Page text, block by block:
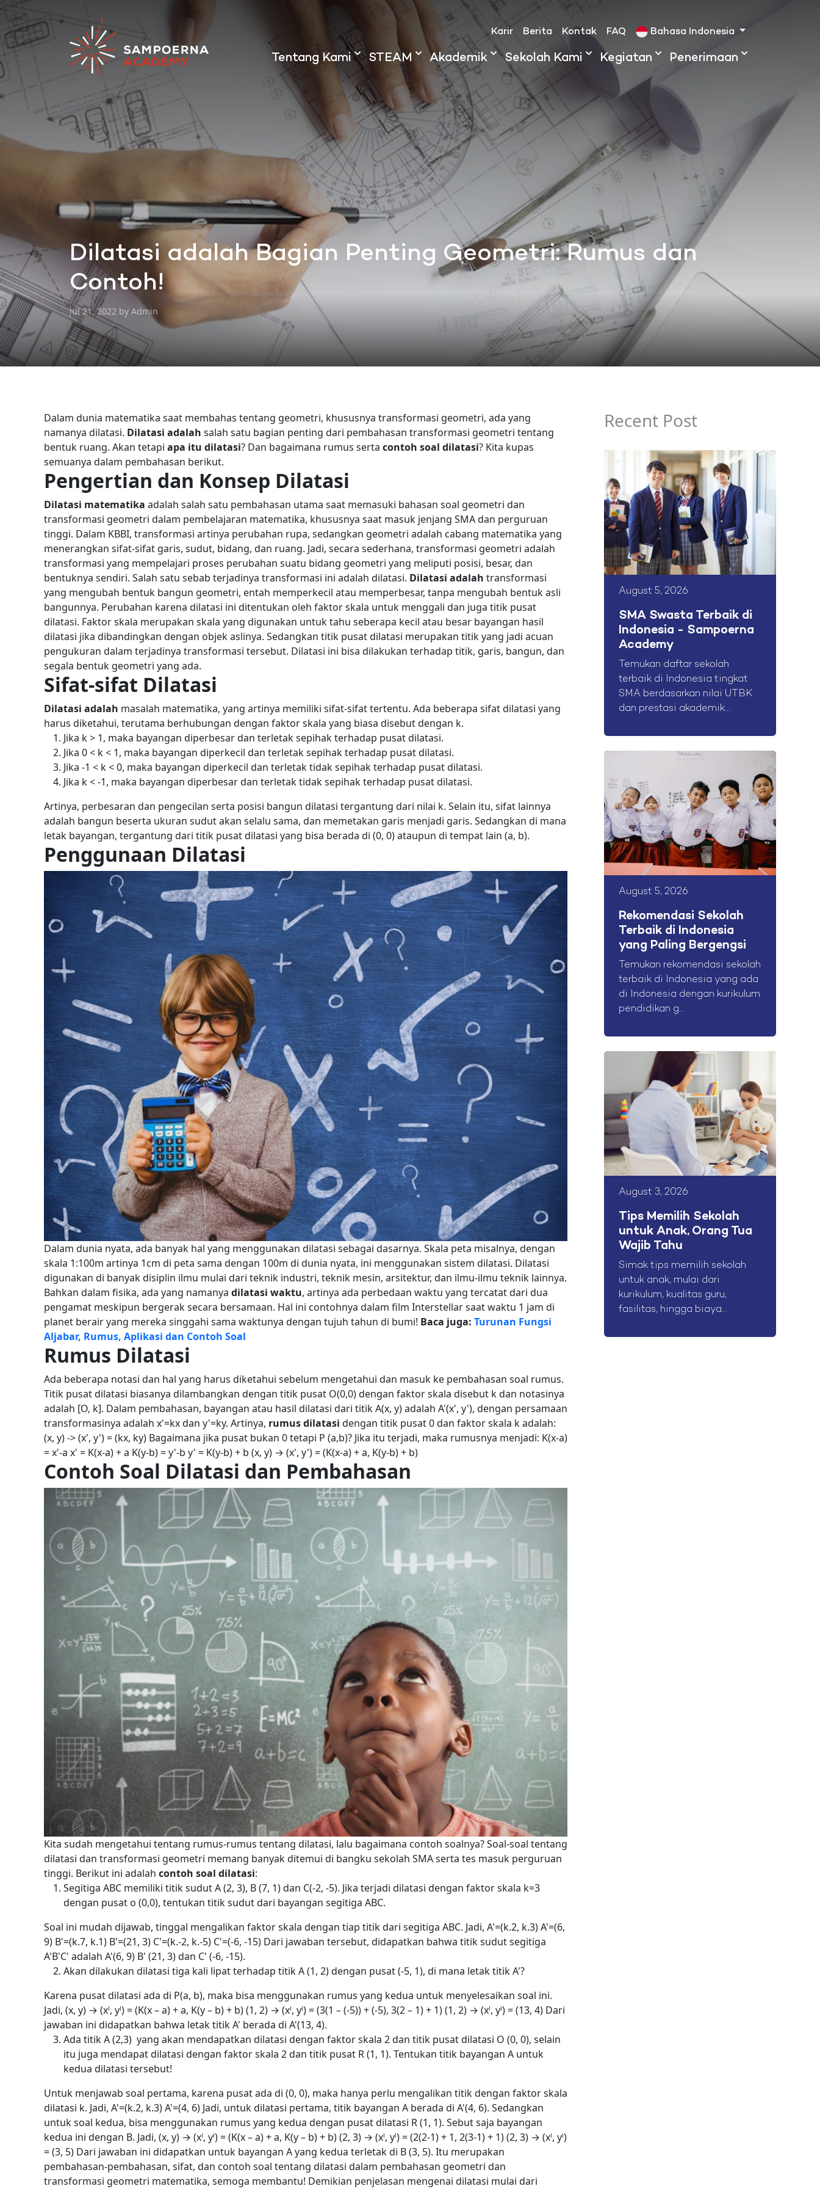
Karir Berita Kontak FAQ Bahasa Indonesia
Tentang Kami STEAM Akademik Sekolah Kami Kegiatan Penerimaan
Dilatasi adalah Bagian Penting Geometri: Rumus dan
Contoh!
Jul 21, 2022 by Admin
Dalam dunia matematika saat membahas tentang geometri, khususnya transformasi geometri, ada yang
namanya dilatasi. Dilatasi adalah salah satu bagian penting dari pembahasan transformasi geometri tentang
bentuk ruang. Akan tetapi apa itu dilatasi? Dan bagaimana rumus serta contoh soal dilatasi? Kita kupas
semuanya dalam pembahasan berikut.
Pengertian dan Konsep Dilatasi
Dilatasi matematika adalah salah satu pembahasan utama saat memasuki bahasan soal geometri dan
transformasi geometri dalam pembelajaran matematika, khususnya saat masuk jenjang SMA dan perguruan
tinggi. Dalam KBBI, transformasi artinya perubahan rupa, sedangkan geometri adalah cabang matematika yang
menerangkan sifat-sifat garis, sudut, bidang, dan ruang. Jadi, secara sederhana, transformasi geometri adalah
transformasi yang mempelajari proses perubahan suatu bidang geometri yang meliputi posisi, besar, dan
bentuknya sendiri. Salah satu sebab terjadinya transformasi ini adalah dilatasi. Dilatasi adalah transformasi
yang mengubah bentuk bangun geometri, entah memperkecil atau memperbesar, tanpa mengubah bentuk asli
bangunnya. Perubahan karena dilatasi ini ditentukan oleh faktor skala untuk menggali dan juga titik pusat
dilatasi. Faktor skala merupakan skala yang digunakan untuk tahu seberapa kecil atau besar bayangan hasil
dilatasi jika dibandingkan dengan objek aslinya. Sedangkan titik pusat dilatasi merupakan titik yang jadi acuan
pengukuran dalam terjadinya transformasi tersebut. Dilatasi ini bisa dilakukan terhadap titik, garis, bangun, dan
segala bentuk geometri yang ada.
Sifat-sifat Dilatasi
Dilatasi adalah masalah matematika, yang artinya memiliki sifat-sifat tertentu. Ada beberapa sifat dilatasi yang
harus diketahui, terutama berhubungan dengan faktor skala yang biasa disebut dengan k.
Jika k > 1, maka bayangan diperbesar dan terletak sepihak terhadap pusat dilatasi.
Jika 0 < k < 1, maka bayangan diperkecil dan terletak sepihak terhadap pusat dilatasi.
Jika -1 < k < 0, maka bayangan diperkecil dan terletak tidak sepihak terhadap pusat dilatasi.
Jika k < -1, maka bayangan diperbesar dan terletak tidak sepihak terhadap pusat dilatasi.
Artinya, perbesaran dan pengecilan serta posisi bangun dilatasi tergantung dari nilai k. Selain itu, sifat lainnya
adalah bangun beserta ukuran sudut akan selalu sama, dan memetakan garis menjadi garis. Sedangkan di mana
letak bayangan, tergantung dari titik pusat dilatasi yang bisa berada di (0, 0) ataupun di tempat lain (a, b).
Penggunaan Dilatasi
Dalam dunia nyata, ada banyak hal yang menggunakan dilatasi sebagai dasarnya. Skala peta misalnya, dengan
skala 1:100m artinya 1cm di peta sama dengan 100m di dunia nyata, ini menggunakan sistem dilatasi. Dilatasi
digunakan di banyak disiplin ilmu mulai dari teknik industri, teknik mesin, arsitektur, dan ilmu-ilmu teknik lainnya.
Bahkan dalam fisika, ada yang namanya dilatasi waktu, artinya ada perbedaan waktu yang tercatat dari dua
pengamat meskipun bergerak secara bersamaan. Hal ini contohnya dalam film Interstellar saat waktu 1 jam di
planet berair yang mereka singgahi sama waktunya dengan tujuh tahun di bumi! Baca juga: Turunan Fungsi
Aljabar, Rumus, Aplikasi dan Contoh Soal
Rumus Dilatasi
Ada beberapa notasi dan hal yang harus diketahui sebelum mengetahui dan masuk ke pembahasan soal rumus.
Titik pusat dilatasi biasanya dilambangkan dengan titik pusat O(0,0) dengan faktor skala disebut k dan notasinya
adalah [O, k]. Dalam pembahasan, bayangan atau hasil dilatasi dari titik A(x, y) adalah A'(x', y'), dengan persamaan
transformasinya adalah x'=kx dan y'=ky. Artinya, rumus dilatasi dengan titik pusat 0 dan faktor skala k adalah:
(x, y) -> (x', y') = (kx, ky) Bagaimana jika pusat bukan 0 tetapi P (a,b)? Jika itu terjadi, maka rumusnya menjadi: K(x-a)
= x'-a x' = K(x-a) + a K(y-b) = y'-b y' = K(y-b) + b (x, y) → (x', y') = (K(x-a) + a, K(y-b) + b)
Contoh Soal Dilatasi dan Pembahasan
Kita sudah mengetahui tentang rumus-rumus tentang dilatasi, lalu bagaimana contoh soalnya? Soal-soal tentang
dilatasi dan transformasi geometri memang banyak ditemui di bangku sekolah SMA serta tes masuk perguruan
tinggi. Berikut ini adalah contoh soal dilatasi:
Segitiga ABC memiliki titik sudut A (2, 3), B (7, 1) dan C(-2, -5). Jika terjadi dilatasi dengan faktor skala k=3
dengan pusat o (0,0), tentukan titik sudut dari bayangan segitiga ABC.
Soal ini mudah dijawab, tinggal mengalikan faktor skala dengan tiap titik dari segitiga ABC. Jadi, A'=(k.2, k.3)A'=(6,
9) B'=(k.7, k.1) B'=(21, 3) C'=(k.-2, k.-5) C'=(-6, -15) Dari jawaban tersebut, didapatkan bahwa titik sudut segitiga
A'B'C' adalah A'(6, 9) B' (21, 3) dan C' (-6, -15).
Akan dilakukan dilatasi tiga kali lipat terhadap titik A (1, 2) dengan pusat (-5, 1), di mana letak titik A'?
Karena pusat dilatasi ada di P(a, b), maka bisa menggunakan rumus yang kedua untuk menyelesaikan soal ini.
Jadi, (x, y) → (xˡ, yˡ) = (K(x – a) + a, K(y – b) + b)(1, 2) → (xˡ, yˡ) = (3(1 – (-5)) + (-5), 3(2 – 1) + 1)(1, 2) → (xˡ, yˡ) = (13, 4) Dari
jawaban ini didapatkan bahwa letak titik A' berada di A'(13, 4).
Ada titik A (2,3) yang akan mendapatkan dilatasi dengan faktor skala 2 dan titik pusat dilatasi O (0, 0), selain
itu juga mendapat dilatasi dengan faktor skala 2 dan titik pusat R (1, 1). Tentukan titik bayangan A untuk
kedua dilatasi tersebut!
Untuk menjawab soal pertama, karena pusat ada di (0, 0), maka hanya perlu mengalikan titik dengan faktor skala
dilatasi k. Jadi, A'=(k.2, k.3)A'=(4, 6) Jadi, untuk dilatasi pertama, titik bayangan A berada di A'(4, 6). Sedangkan
untuk soal kedua, bisa menggunakan rumus yang kedua dengan pusat dilatasi R (1, 1). Sebut saja bayangan
kedua ini dengan B. Jadi, (x, y) → (xˡ, yˡ) = (K(x – a) + a, K(y – b) + b)(2, 3) → (xˡ, yˡ) = (2(2-1) + 1, 2(3-1) + 1)(2, 3) → (xˡ, yˡ)
= (3, 5) Dari jawaban ini didapatkan untuk bayangan A yang kedua terletak di B (3, 5). Itu merupakan
pembahasan-pembahasan, sifat, dan contoh soal tentang dilatasi dalam pembahasan geometri dan
transformasi geometri matematika, semoga membantu! Demikian penjelasan mengenai dilatasi mulai dari
Recent Post
August 5, 2026
SMA Swasta Terbaik di
Indonesia - Sampoerna
Academy
Temukan daftar sekolah
terbaik di Indonesia tingkat
SMA berdasarkan nilai UTBK
dan prestasi akademik...
August 5, 2026
Rekomendasi Sekolah
Terbaik di Indonesia
yang Paling Bergengsi
Temukan rekomendasi sekolah
terbaik di Indonesia yang ada
di Indonesia dengan kurikulum
pendidikan g...
August 3, 2026
Tips Memilih Sekolah
untuk Anak, Orang Tua
Wajib Tahu
Simak tips memilih sekolah
untuk anak, mulai dari
kurikulum, kualitas guru,
fasilitas, hingga biaya...